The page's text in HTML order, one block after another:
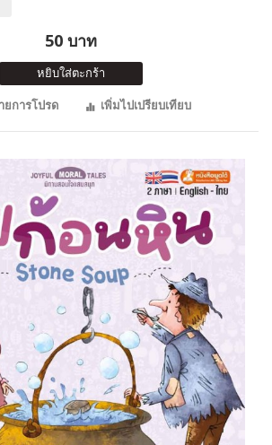
50 บาท
หยิบใส่ตะกร้า
ยการโปรด
เพิ่มไปเปรียบเทียบ